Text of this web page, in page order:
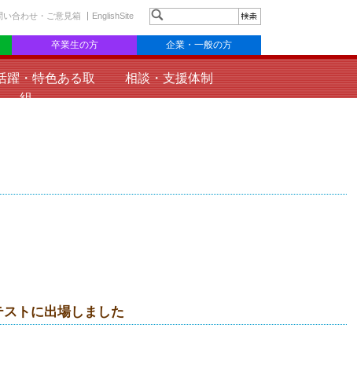
い合わせ・ご意見箱 EnglishSite
卒業生の方 企業・一般の方
躍・特色ある取
組
相談・支援体制
トに出場しました